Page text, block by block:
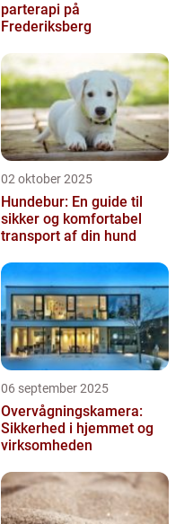
parterapi på
Frederiksberg
02 oktober 2025
Hundebur: En guide til
sikker og komfortabel
transport af din hund
06 september 2025
Overvågningskamera:
Sikkerhed i hjemmet og
virksomheden